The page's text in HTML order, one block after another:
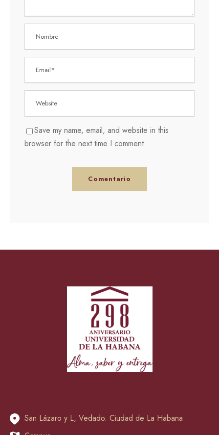
Save my name, email, and website in this
browser for the next time I comment.
San Lázaro y L, Vedado. Ciudad de La Habana